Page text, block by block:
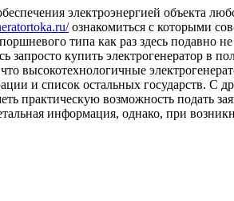
электроэнергией объекта
ознакомиться с которыми
типа как раз здесь подавно не
купить электрогенератор в
высокотехнологичные
и список остальных государств. С
практическую возможность подать
информация, однако, при